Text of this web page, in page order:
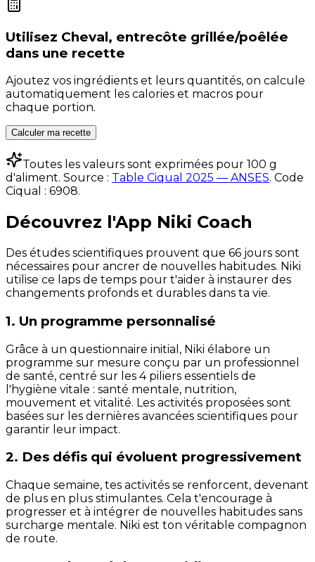
Utilisez Cheval, entrecôte grillée/poêlée
dans une recette
Ajoutez vos ingrédients et leurs quantités, on calcule
automatiquement les calories et macros pour
chaque portion.
Calculer ma recette
Toutes les valeurs sont exprimées pour 100 g
d'aliment. Source : Table Ciqual 2025 — ANSES. Code
Ciqual : 6908.
Découvrez l'App Niki Coach
Des études scientifiques prouvent que 66 jours sont
nécessaires pour ancrer de nouvelles habitudes. Niki
utilise ce laps de temps pour t'aider à instaurer des
changements profonds et durables dans ta vie.
1. Un programme personnalisé
Grâce à un questionnaire initial, Niki élabore un
programme sur mesure conçu par un professionnel
de santé, centré sur les 4 piliers essentiels de
l'hygiène vitale : santé mentale, nutrition,
mouvement et vitalité. Les activités proposées sont
basées sur les dernières avancées scientifiques pour
garantir leur impact.
2. Des défis qui évoluent progressivement
Chaque semaine, tes activités se renforcent, devenant
de plus en plus stimulantes. Cela t'encourage à
progresser et à intégrer de nouvelles habitudes sans
surcharge mentale. Niki est ton véritable compagnon
de route.